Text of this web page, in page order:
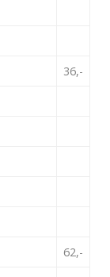
36,-
62,-